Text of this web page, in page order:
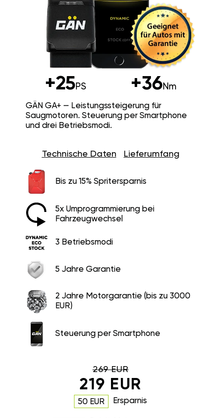
+25PS +36Nm
GÄN GA+ — Leistungssteigerung für
Saugmotoren. Steuerung per Smartphone
und drei Betriebsmodi.
Technische Daten Lieferumfang
Bis zu 15% Spritersparnis
5x Umprogrammierung bei
Fahrzeugwechsel
3 Betriebsmodi
5 Jahre Garantie
2 Jahre Motorgarantie (bis zu 3000
EUR)
Steuerung per Smartphone
269 EUR
219 EUR
50 EUR Ersparnis